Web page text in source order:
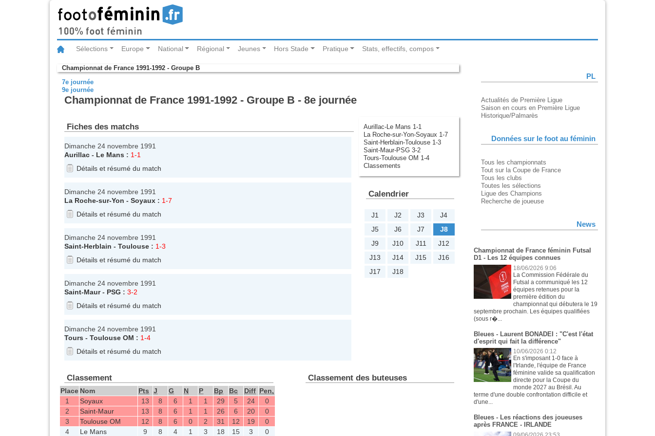
Sélections Europe National Régional Jeunes Hors Stade Pratique Stats, effectifs, compos
Championnat de France 1991-1992 - Groupe B
7e journée
9e journée
Championnat de France 1991-1992 - Groupe B - 8e journée
Aurillac-Le Mans 1-1
La Roche-sur-Yon-Soyaux 1-7
Saint-Herblain-Toulouse 1-3
Saint-Maur-PSG 3-2
Tours-Toulouse OM 1-4
Classements
Fiches des matchs
Dimanche 24 novembre 1991
Aurillac - Le Mans : 1-1
Détails et résumé du match
Dimanche 24 novembre 1991
La Roche-sur-Yon - Soyaux : 1-7
Détails et résumé du match
Dimanche 24 novembre 1991
Saint-Herblain - Toulouse : 1-3
Détails et résumé du match
Dimanche 24 novembre 1991
Saint-Maur- PSG : 3-2
Détails et résumé du match
Dimanche 24 novembre 1991
Tours - Toulouse OM : 1-4
Détails et résumé du match
Calendrier
J1 J2 J3
J4
J5
J6 J7
J8
J9
J10 J11
J12
J13
J14 J15
J16
J17
J18
Classement
Place Nom Pts J G N P Bp Bc Diff Pen,
1
Soyaux 13 8 6 1 1 29 5 24
0
2
Saint-Maur 13 8 6 1 1 26 6 20
0
3
Toulouse OM 12 8 6 0 2 31 12 19
0
4
Le Mans 9 8 4 1 3 18 15 3 0
Classement des buteuses
PL
Actualités de Première Ligue
Saison en cours en Première Ligue
Historique/Palmarès
Données sur le foot au féminin
Tous les championnats
Tout sur la Coupe de France
Tous les clubs
Toutes les sélections
Ligue des Champions
Recherche de joueuse
News
Championnat de France féminin Futsal
D1 - Les 12 équipes connues
18/06/2026 9:06
La Commission Fédérale du
Futsal a communiqué les 12
équipes retenues pour la
première édition du
championnat qui débutera le 19
septembre prochain. Les équipes qualifiées
(sous r�...
Bleues - Laurent BONADEI : "C'est l'état
d'esprit qui fait la différence"
10/06/2026 0:12
En s'imposant 1-0 face à
l'Irlande, l'équipe de France
féminine valide sa qualification
directe pour la Coupe du
monde 2027 au Brésil. Au
terme d'une double confrontation difficile et
d'une...
Bleues - Les réactions des joueuses
après FRANCE - IRLANDE